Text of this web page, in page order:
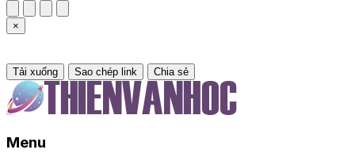
×
Tải xuống Sao chép link Chia sẻ
Menu